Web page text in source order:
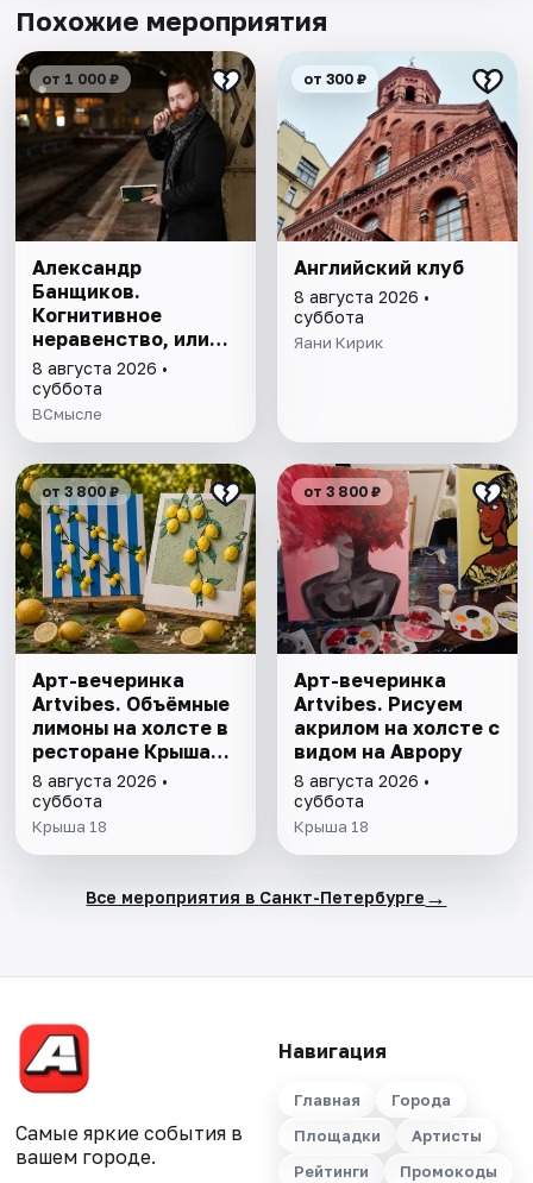
Похожие мероприятия
от 1 000 ₽
Александр
Банщиков.
Когнитивное
неравенство, или
почему умные
умнеют, а глупые
глупеют
8 августа 2026 •
суббота
ВСмысле
от 300 ₽
Английский клуб
8 августа 2026 •
суббота
Яани Кирик
от 3 800 ₽
Арт-вечеринка
Artvibes. Объёмные
лимоны на холсте в
ресторане Крыша
18
8 августа 2026 •
суббота
Крыша 18
от 3 800 ₽
Арт-вечеринка
Artvibes. Рисуем
акрилом на холсте с
видом на Аврору
8 августа 2026 •
суббота
Крыша 18
Все мероприятия в Санкт-Петербурге →
Самые яркие события в
вашем городе.
Навигация
Главная
Города
Площадки
Артисты
Рейтинги
Промокоды